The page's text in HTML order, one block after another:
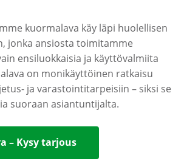
kuormalava käy läpi huolellisen
jonka ansiosta toimitamme
ensiluokkaisia ja käyttövalmiita
on monikäyttöinen ratkaisu
ja varastointitarpeisiin – siksi se
suoraan asiantuntijalta.
– Kysy tarjous